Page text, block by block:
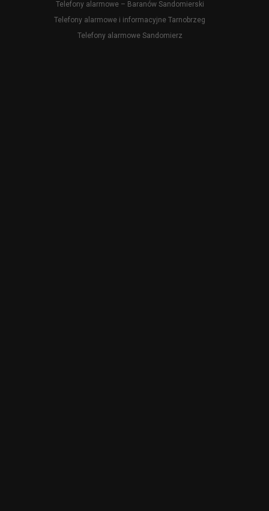
Telefony alarmowe – Baranów Sandomierski
Telefony alarmowe i informacyjne Tarnobrzeg
Telefony alarmowe Sandomierz